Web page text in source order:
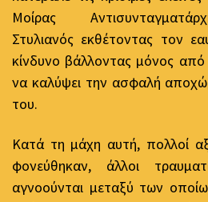
Μοίρας
Στυλιανός εκθέτοντας τον
κίνδυνο βάλλοντας μόνος
να καλύψει την ασφαλή
του.
Κατά τη μάχη αυτή, πολλοί
φονεύθηκαν, άλλοι
αγνοούνται μεταξύ των